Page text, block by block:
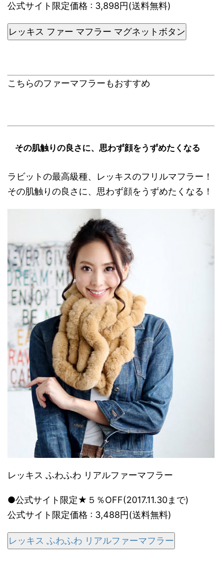
公式サイト限定価格 : 3,898円(送料無料)
レッキス ファー マフラー マグネットボタン
こちらのファーマフラーもおすすめ
その肌触りの良さに、思わず顔をうずめたくなる
ラビットの最高級種、レッキスのフリルマフラー！
その肌触りの良さに、思わず顔をうずめたくなる！
レッキス ふわふわ リアルファーマフラー
●公式サイト限定★５％OFF(2017.11.30まで)
公式サイト限定価格 : 3,488円(送料無料)
レッキス ふわふわ リアルファーマフラー